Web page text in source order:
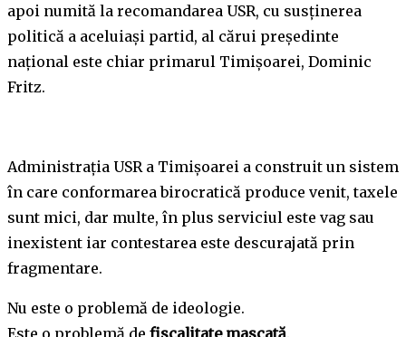
apoi numită la recomandarea USR, cu susținerea
politică a aceluiași partid, al cărui președinte
național este chiar primarul Timișoarei, Dominic
Fritz.
Administrația USR a Timișoarei a construit un sistem
în care conformarea birocratică produce venit, taxele
sunt mici, dar multe, în plus serviciul este vag sau
inexistent iar contestarea este descurajată prin
fragmentare.
Nu este o problemă de ideologie.
Este o problemă de fiscalitate mascată.